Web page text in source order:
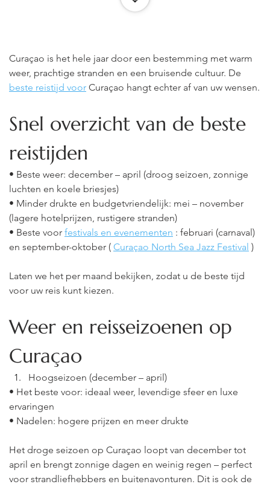
Curaçao is het hele jaar door een bestemming met warm
weer, prachtige stranden en een bruisende cultuur. De
beste reistijd voor Curaçao hangt echter af van uw wensen.
Snel overzicht van de beste
reistijden
• Beste weer: december – april (droog seizoen, zonnige
luchten en koele briesjes)
• Minder drukte en budgetvriendelijk: mei – november
(lagere hotelprijzen, rustigere stranden)
• Beste voor festivals en evenementen : februari (carnaval)
en september-oktober ( Curaçao North Sea Jazz Festival )
Laten we het per maand bekijken, zodat u de beste tijd
voor uw reis kunt kiezen.
Weer en reisseizoenen op
Curaçao
Hoogseizoen (december – april)
• Het beste voor: ideaal weer, levendige sfeer en luxe
ervaringen
• Nadelen: hogere prijzen en meer drukte
Het droge seizoen op Curaçao loopt van december tot
april en brengt zonnige dagen en weinig regen – perfect
voor strandliefhebbers en buitenavonturen. Dit is ook de